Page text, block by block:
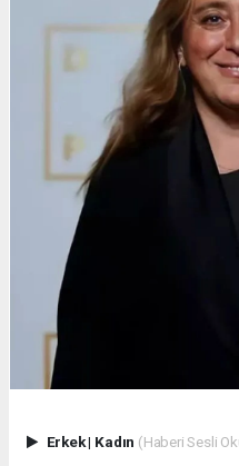
Erkek| Kadın (Haberi Sesli